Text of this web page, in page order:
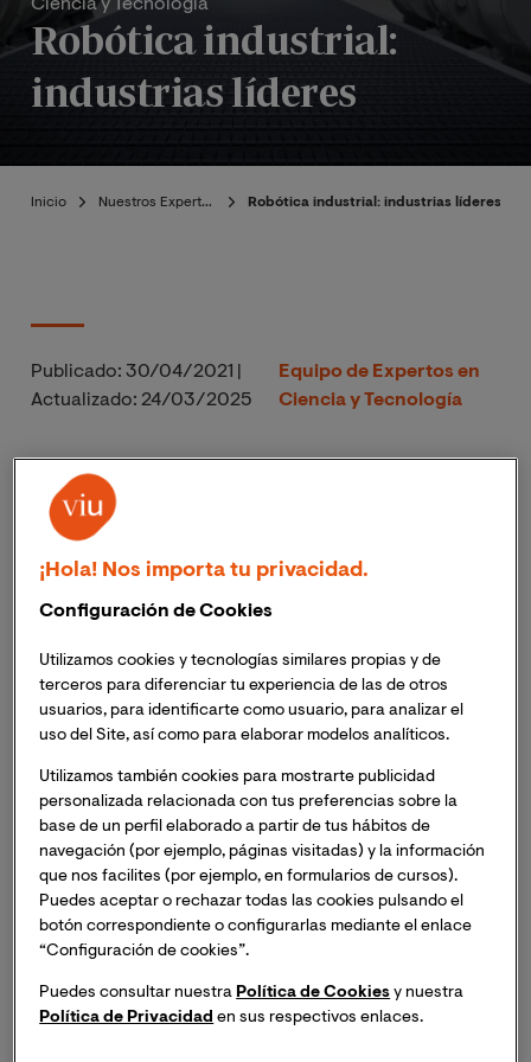
Ciencia y Tecnología
Robótica industrial:
industrias líderes
Inicio Nuestros Expertos Robótica industrial: industrias líderes
Publicado: 30/04/2021
Actualizado: 24/03/2025
Equipo de Expertos en
Ciencia y Tecnología
a robótica industrial ha experimentado un
importante auge en los últimos seis años,
coincidiendo con el lanzamiento de la división de
Google con esta especialidad.Desde entonces, se han
desde robots colaborativos en el espacio industrial,
hasta minoristas e incluso robots de uso doméstico.
Existen cuatro verticales clave que han demostrado
una sólida adopción de la robótica y han liderado el
avance y la proliferación de la tecnología más
innovadora.¿Quieres saber quiénes son los líderes de
la robótica industrial?
A la cabeza de la robótica
industrial
A medida que la adopción de la robótica continúa
acelerándose, estas tres industrias lideran el avance de
¡Hola! Nos importa tu privacidad.
Configuración de Cookies
Utilizamos cookies y tecnologías similares propias y de
terceros para diferenciar tu experiencia de las de otros
usuarios, para identificarte como usuario, para analizar el
uso del Site, así como para elaborar modelos analíticos.
Utilizamos también cookies para mostrarte publicidad
personalizada relacionada con tus preferencias sobre la
base de un perfil elaborado a partir de tus hábitos de
navegación (por ejemplo, páginas visitadas) y la información
que nos facilites (por ejemplo, en formularios de cursos).
Puedes aceptar o rechazar todas las cookies pulsando el
botón correspondiente o configurarlas mediante el enlace
“Configuración de cookies”.
Puedes consultar nuestra Política de Cookies y nuestra
Política de Privacidad en sus respectivos enlaces.